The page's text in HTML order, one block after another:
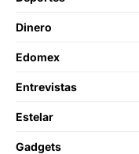
Dinero
Edomex
Entrevistas
Estelar
Gadgets